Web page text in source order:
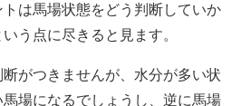
は馬場状態をどう判断していか
う点に尽きると見ます。
がつきませんが、水分が多い状
場になるでしょうし、逆に馬場